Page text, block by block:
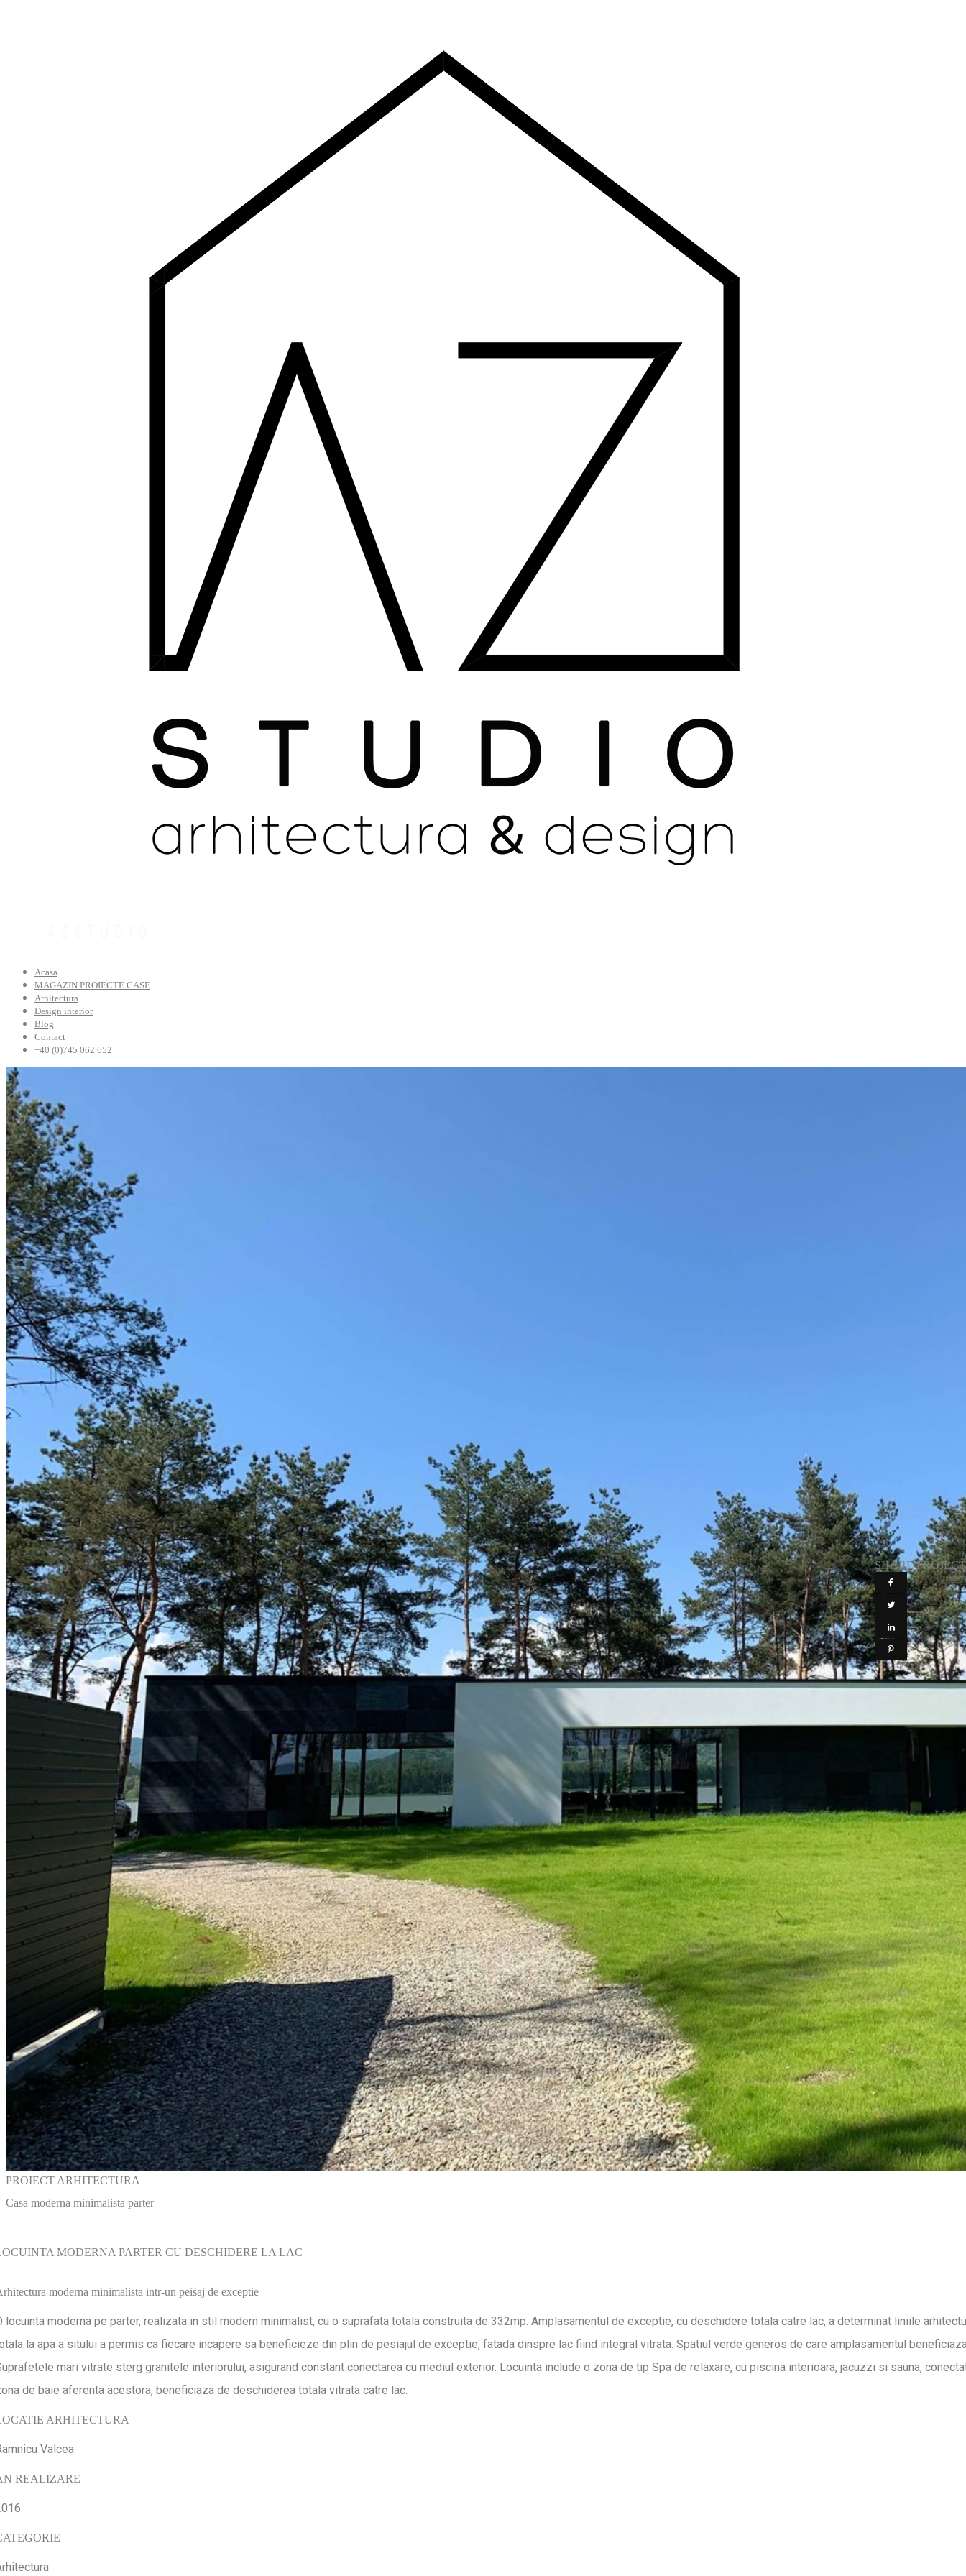
Acasa
MAGAZIN PROIECTE CASE
Arhitectura
Design interior
Blog
Contact
+40 (0)745 062 652
PROIECT ARHITECTURA
Casa moderna minimalista parter
MODERNA PARTER CU DESCHIDERE LA LAC
moderna minimalista intr-un peisaj de exceptie
locuinta moderna pe parter, realizata in stil modern minimalist, cu o suprafata totala construita de 332mp. Amplasamentul de exceptie, cu deschidere totala catre lac, a determinat liniile
la apa a sitului a permis ca fiecare incapere sa beneficieze din plin de pesiajul de exceptie, fatada dinspre lac fiind integral vitrata. Spatiul verde generos de care amplasamentul
mari vitrate sterg granitele interiorului, asigurand constant conectarea cu mediul exterior. Locuinta include o zona de tip Spa de relaxare, cu piscina interioara, jacuzzi si sauna,
de baie aferenta acestora, beneficiaza de deschiderea totala vitrata catre lac.
ARHITECTURA
Valcea
REALIZARE
SHARE PROJECT